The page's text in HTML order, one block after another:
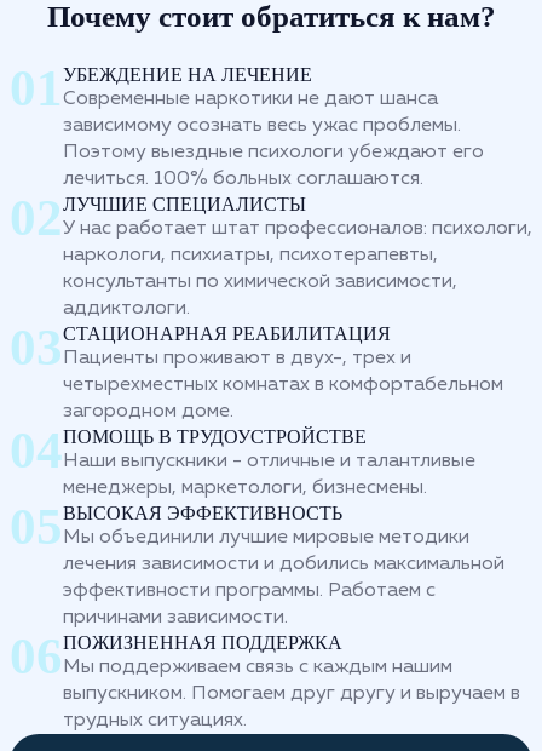
Почему стоит обратиться к нам?
УБЕЖДЕНИЕ НА ЛЕЧЕНИЕ
Современные наркотики не дают шанса
зависимому осознать весь ужас проблемы.
Поэтому выездные психологи убеждают его
лечиться. 100% больных соглашаются.
ЛУЧШИЕ СПЕЦИАЛИСТЫ
У нас работает штат профессионалов: психологи,
наркологи, психиатры, психотерапевты,
консультанты по химической зависимости,
аддиктологи.
СТАЦИОНАРНАЯ РЕАБИЛИТАЦИЯ
Пациенты проживают в двух-, трех и
четырехместных комнатах в комфортабельном
загородном доме.
ПОМОЩЬ В ТРУДОУСТРОЙСТВЕ
Наши выпускники - отличные и талантливые
менеджеры, маркетологи, бизнесмены.
ВЫСОКАЯ ЭФФЕКТИВНОСТЬ
Мы объединили лучшие мировые методики
лечения зависимости и добились максимальной
эффективности программы. Работаем с
причинами зависимости.
ПОЖИЗНЕННАЯ ПОДДЕРЖКА
Мы поддерживаем связь с каждым нашим
выпускником. Помогаем друг другу и выручаем в
трудных ситуациях.